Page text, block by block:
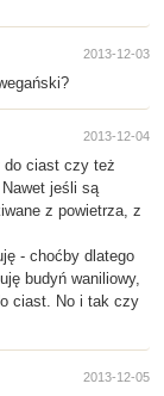
2013-12-03
2013-12-04
do ciast czy też
jeśli są
z powietrza, z
- choćby dlatego
budyń waniliowy,
ciast. No i tak czy
2013-12-05